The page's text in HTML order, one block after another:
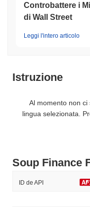
Controbattere i
di Wall Street
Leggi l'intero articolo
Istruzione
Al momento non ci
lingua selezionata.
Soup Finance
ID de API